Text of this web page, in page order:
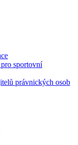
sportovní
právnických osob